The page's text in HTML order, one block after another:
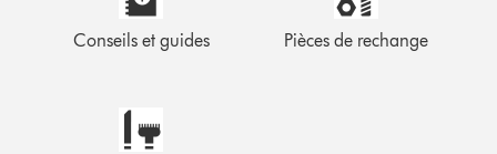
Conseils et guides Pièces de rechange